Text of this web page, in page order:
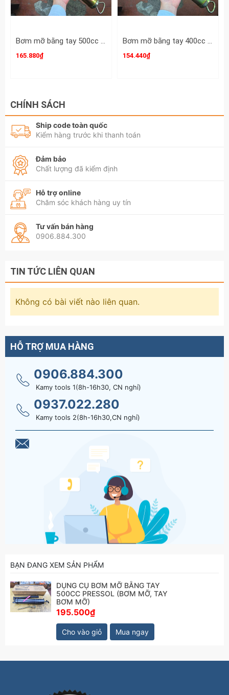
Bơm mỡ bằng tay 500cc Century 070116-500
165.880₫
Bơm mỡ bằng tay 400cc Century 070116-400
154.440₫
CHÍNH SÁCH
Ship code toàn quốc
Kiểm hàng trước khi thanh toán
Đảm bảo
Chất lượng đã kiểm định
Hỗ trợ online
Chăm sóc khách hàng uy tín
Tư vấn bán hàng
0906.884.300
TIN TỨC LIÊN QUAN
Không có bài viết nào liên quan.
HỖ TRỢ MUA HÀNG
0906.884.300
Kamy tools 1(8h-16h30, CN nghỉ)
0937.022.280
Kamy tools 2(8h-16h30,CN nghỉ)
BẠN ĐANG XEM SẢN PHẨM
DỤNG CỤ BƠM MỠ BẰNG TAY
500CC PRESSOL (BƠM MỠ, TAY
BƠM MỠ)
195.500₫
Cho vào giỏ Mua ngay